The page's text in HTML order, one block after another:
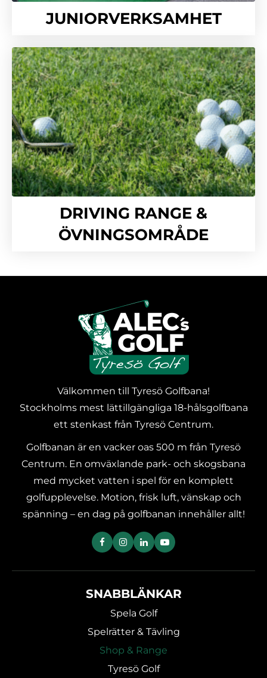
JUNIORVERKSAMHET
DRIVING RANGE &
ÖVNINGSOMRÅDE
SNABBLÄNKAR
Spela Golf
Spelrätter & Tävling
Shop & Range
Tyresö Golf
Välkommen till Tyresö Golfbana!
Stockholms mest lättillgängliga 18-hålsgolfbana
ett stenkast från Tyresö Centrum.
Golfbanan är en vacker oas 500 m från Tyresö
Centrum. En omväxlande park- och skogsbana
med mycket vatten i spel för en komplett
golfupplevelse. Motion, frisk luft, vänskap och
spänning – en dag på golfbanan innehåller allt!